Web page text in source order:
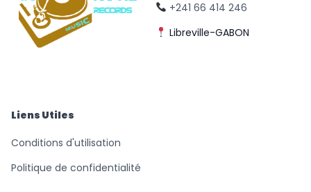
+241 66 414 246
Libreville-GABON
Liens Utiles
Conditions d'utilisation
Politique de confidentialité